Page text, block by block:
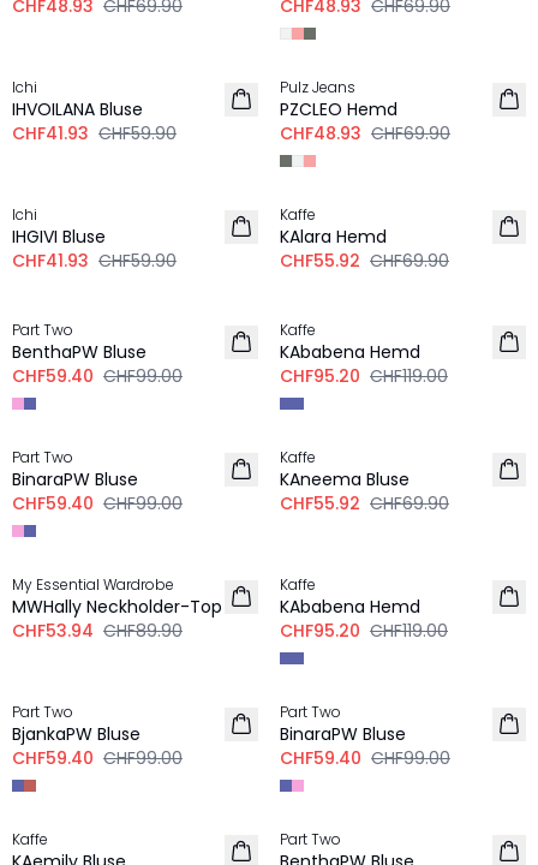
CHF48.93 CHF69.90 CHF48.93 CHF69.90
Ichi
IHVOILANA Bluse
CHF41.93 CHF59.90
-30%
Pulz Jeans
PZCLEO Hemd
CHF48.93 CHF69.90
Ichi
IHGIVI Bluse
CHF41.93 CHF59.90
-20%
Kaffe
KAlara Hemd
CHF55.92 CHF69.90
LEINEN
Part Two
BenthaPW Bluse
CHF59.40 CHF99.00
Kaffe
KAbabena Hemd
CHF95.20 CHF119.00
-40%
Part Two
BinaraPW Bluse
CHF59.40 CHF99.00
-20%
Kaffe
KAneema Bluse
CHF55.92 CHF69.90
-40%
My Essential Wardrobe
MWHally Neckholder-Top
CHF53.94 CHF89.90
Kaffe
KAbabena Hemd
CHF95.20 CHF119.00
Part Two
BjankaPW Bluse
CHF59.40 CHF99.00
-40%
Part Two
BinaraPW Bluse
CHF59.40 CHF99.00
-20%
Kaffe LEINEN
-40%
Part Two